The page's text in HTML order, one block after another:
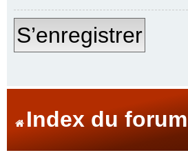
S’enregistrer
Index du forum